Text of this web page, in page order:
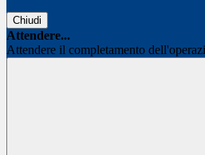
Chiudi
Attendere...
Attendere il completamento